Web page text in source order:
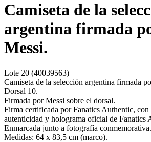
Camiseta de la
argentina firmada
Messi.
Lote 20 (40039563)
Camiseta de la selección argentina firmada
Dorsal 10.
Firmada por Messi sobre el dorsal.
Firma certificada por Fanatics Authentic,
autenticidad y holograma oficial de Fanatics
Enmarcada junto a fotografía conmemorativa.
Medidas: 64 x 83,5 cm (marco).